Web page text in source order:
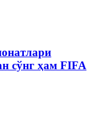
сўнг ҳам FIFA